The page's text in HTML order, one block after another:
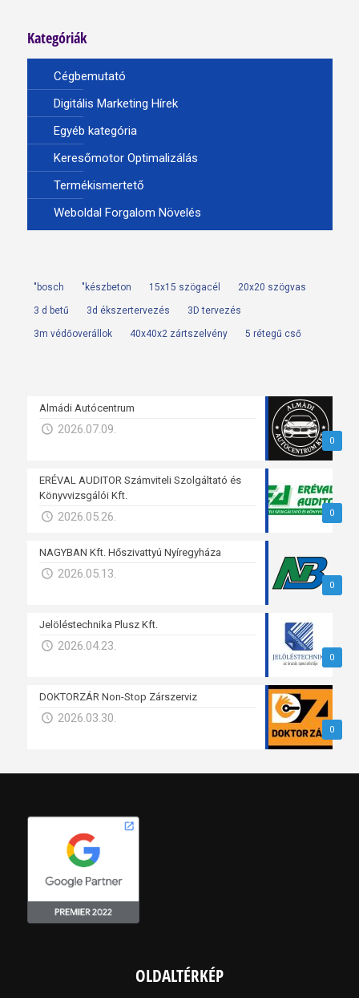
Kategóriák
Cégbemutató
Digitális Marketing Hírek
Egyéb kategória
Keresőmotor Optimalizálás
Termékismertető
Weboldal Forgalom Növelés
"bosch "készbeton 15x15 szögacél 20x20 szögvas
3 d betű 3d ékszertervezés 3D tervezés
3m védőoverállok 40x40x2 zártszelvény 5 rétegű cső
0
Almádi Autócentrum
2026.07.09.
0
ERÉVAL AUDITOR Számviteli Szolgáltató és
Könyvvizsgálói Kft.
2026.05.26.
0
NAGYBAN Kft. Hőszivattyú Nyíregyháza
2026.05.13.
0
Jelöléstechnika Plusz Kft.
2026.04.23.
0
DOKTORZÁR Non-Stop Zárszerviz
2026.03.30.
OLDALTÉRKÉP